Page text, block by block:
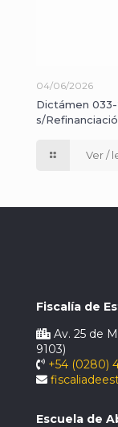
04/06/2026
Dictámen
s/
Ver /
Fiscalía de
Av. 25 de
9103)
+54 (0280)
Escuela de